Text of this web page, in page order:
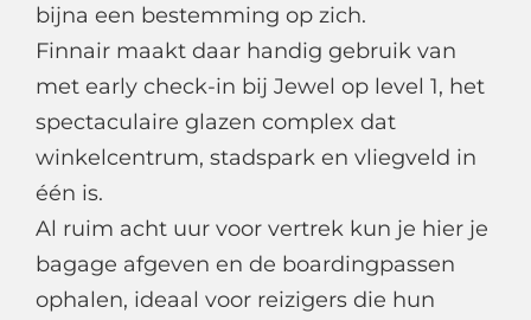
bijna een bestemming op zich.
Finnair maakt daar handig gebruik van
met early check-in bij Jewel op level 1, het
spectaculaire glazen complex dat
winkelcentrum, stadspark en vliegveld in
één is.
Al ruim acht uur voor vertrek kun je hier je
bagage afgeven en de boardingpassen
ophalen, ideaal voor reizigers die hun